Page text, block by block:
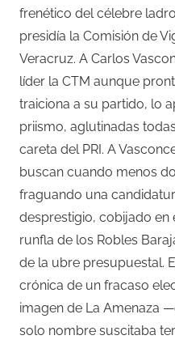
frenético del célebre
presidía la Comisión de
Veracruz. A Carlos
líder la CTM aunque
traiciona a su partido, lo
priismo, aglutinadas
careta del PRI. A
buscan cuando menos
fraguando una
desprestigio, cobijado en
runfla de los Robles
de la ubre presupuestal.
crónica de un fracaso
imagen de La Amenaza
solo nombre suscitaba